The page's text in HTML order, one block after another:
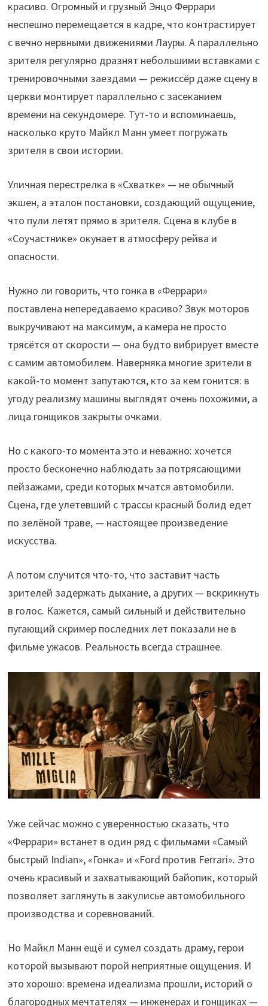
красиво. Огромный и грузный Энцо Феррари
неспешно перемещается в кадре, что контрастирует
с вечно нервными движениями Лауры. А параллельно
зрителя регулярно дразнят небольшими вставками с
тренировочными заездами — режиссёр даже сцену в
церкви монтирует параллельно с засеканием
времени на секундомере. Тут-то и вспоминаешь,
насколько круто Майкл Манн умеет погружать
зрителя в свои истории.
Уличная перестрелка в «Схватке» — не обычный
экшен, а эталон постановки, создающий ощущение,
что пули летят прямо в зрителя. Сцена в клубе в
«Соучастнике» окунает в атмосферу рейва и
опасности.
Нужно ли говорить, что гонка в «Феррари»
поставлена непередаваемо красиво? Звук моторов
выкручивают на максимум, а камера не просто
трясётся от скорости — она будто вибрирует вместе
с самим автомобилем. Наверняка многие зрители в
какой-то момент запутаются, кто за кем гонится: в
угоду реализму машины выглядят очень похожими, а
лица гонщиков закрыты очками.
Но с какого-то момента это и неважно: хочется
просто бесконечно наблюдать за потрясающими
пейзажами, среди которых мчатся автомобили.
Сцена, где улетевший с трассы красный болид едет
по зелёной траве, — настоящее произведение
искусства.
А потом случится что-то, что заставит часть
зрителей задержать дыхание, а других — вскрикнуть
в голос. Кажется, самый сильный и действительно
пугающий скример последних лет показали не в
фильме ужасов. Реальность всегда страшнее.
Уже сейчас можно с уверенностью сказать, что
«Феррари» встанет в один ряд с фильмами «Самый
быстрый Indian», «Гонка» и «Ford против Ferrari». Это
очень красивый и захватывающий байопик, который
позволяет заглянуть в закулисье автомобильного
производства и соревнований.
Но Майкл Манн ещё и сумел создать драму, герои
которой вызывают порой неприятные ощущения. И
это хорошо: времена идеализма прошли, историй о
благородных мечтателях — инженерах и гонщиках —